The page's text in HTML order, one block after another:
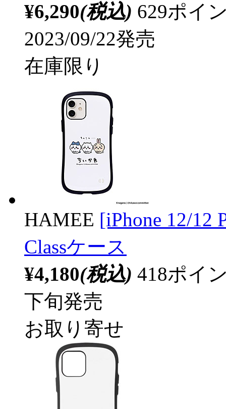
¥6,290(税込) 629ポイ
2023/09/22発売
在庫限り
HAMEE [iPhone 12/12
Classケース
¥4,180(税込) 418ポイ
下旬発売
お取り寄せ